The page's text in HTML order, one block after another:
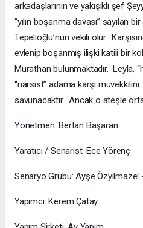
arkadaşlarının ve yakışıklı şef
“yılın boşanma davası” sayılan
Tepelioğlu’nun vekili olur.
evlenip boşanmış ilişki katili bir
Murathan bulunmaktadır. Leyla,
“narsist” adama karşı
savunacaktır. Ancak o ateşle
Yönetmen: Bertan Başaran
Yaratıcı / Senarist: Ece Yörenç
Senaryo Grubu: Ayşe Özyılmazel
Yapımcı: Kerem Çatay